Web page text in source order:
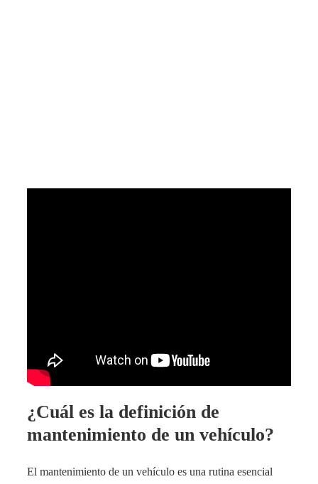
¿Cuál es la definición de
mantenimiento de un vehículo?
El mantenimiento de un vehículo es una rutina esencial